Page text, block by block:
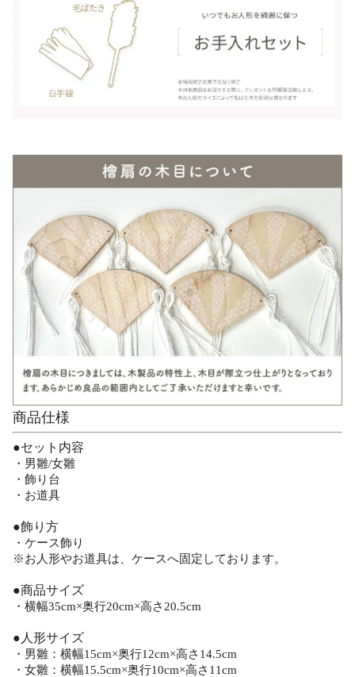
商品仕様
●セット内容
・男雛/女雛
・飾り台
・お道具
●飾り方
・ケース飾り
※お人形やお道具は、ケースへ固定しております。
●商品サイズ
・横幅35cm×奥行20cm×高さ20.5cm
●人形サイズ
・男雛：横幅15cm×奥行12cm×高さ14.5cm
・女雛：横幅15.5cm×奥行10cm×高さ11cm